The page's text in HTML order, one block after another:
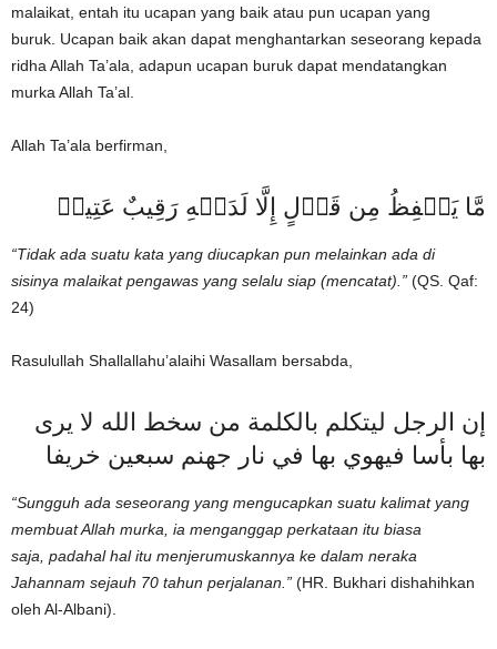
malaikat, entah itu ucapan yang baik atau pun ucapan yang
buruk. Ucapan baik akan dapat menghantarkan seseorang kepada
ridha Allah Ta’ala, adapun ucapan buruk dapat mendatangkan
murka Allah Ta’al.
Allah Ta’ala berfirman,
مَّا يَلۡفِظُ مِن قَوۡلٍ إِلَّا لَدَيۡهِ رَقِيبٌ عَتِيدٞ
“Tidak ada suatu kata yang diucapkan pun melainkan ada di
sisinya malaikat pengawas yang selalu siap (mencatat).” (QS. Qaf:
24)
Rasulullah Shallallahu’alaihi Wasallam bersabda,
إن الرجل ليتكلم بالكلمة من سخط الله لا يرى
بها بأسا فيهوي بها في نار جهنم سبعين خريفا
“Sungguh ada seseorang yang mengucapkan suatu kalimat yang
membuat Allah murka, ia menganggap perkataan itu biasa
saja, padahal hal itu menjerumuskannya ke dalam neraka
Jahannam sejauh 70 tahun perjalanan.” (HR. Bukhari dishahihkan
oleh Al-Albani).